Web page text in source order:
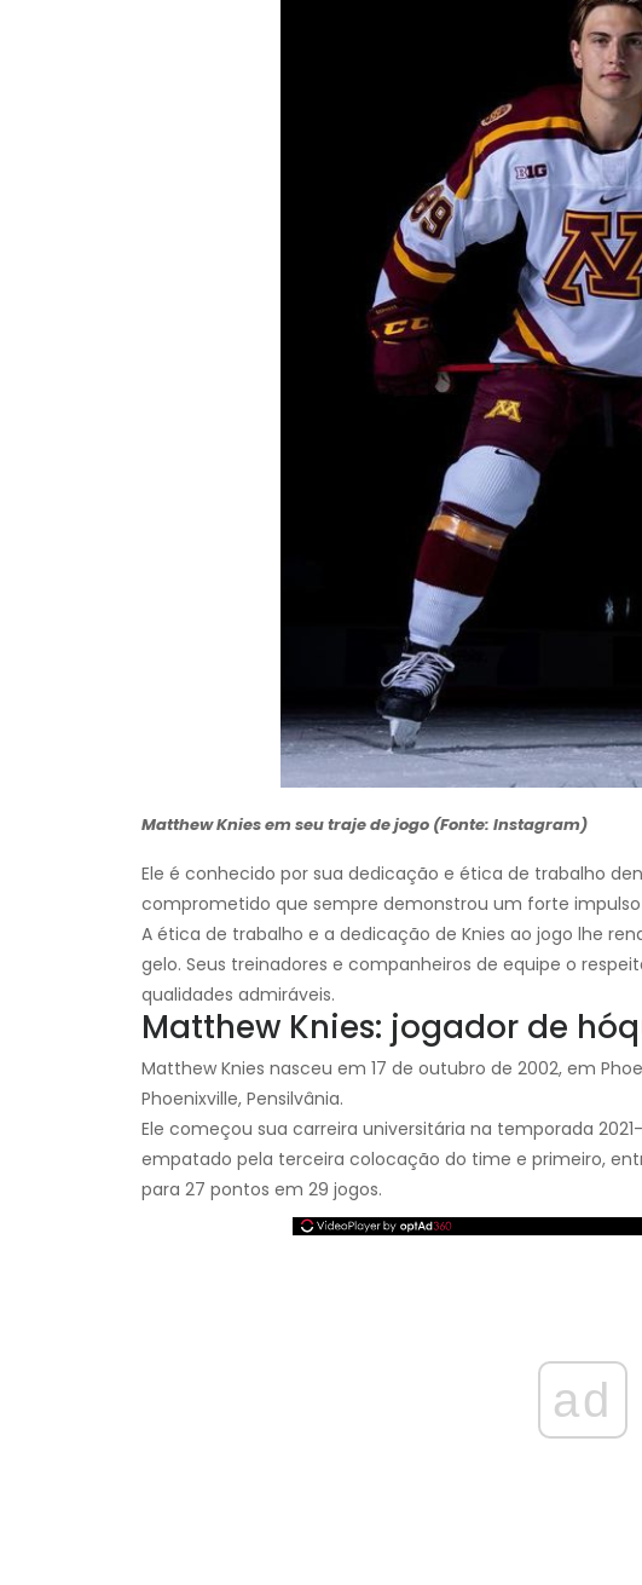
Matthew Knies em seu traje de jogo (Fonte: Instagram)
Ele é conhecido por sua dedicação e ética de trabalho
comprometido que sempre demonstrou um forte
A ética de trabalho e a dedicação de Knies ao jogo lhe
gelo. Seus treinadores e companheiros de equipe o
qualidades admiráveis.
Matthew Knies: jogador de
Matthew Knies nasceu em 17 de outubro de 2002, em
Phoenixville, Pensilvânia.
Ele começou sua carreira universitária na temporada
empatado pela terceira colocação do time e primeiro,
para 27 pontos em 29 jogos.
ad